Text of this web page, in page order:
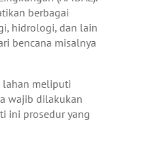
berbagai
hidrologi, dan lain
bencana misalnya
lahan meliputi
wajib dilakukan
ini prosedur yang